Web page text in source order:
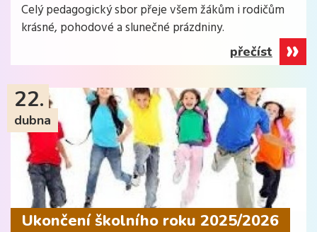
Celý pedagogický sbor přeje všem žákům i rodičům
krásné, pohodové a slunečné prázdniny.
přečíst
Ukončení školního roku 2025/2026
22.
dubna